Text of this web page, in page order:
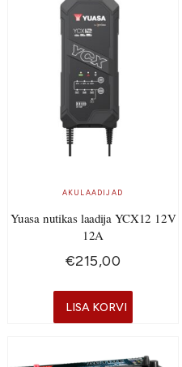
AKULAADIJAD
Yuasa nutikas laadija YCX12 12V
12A
€215,00
LISA KORVI